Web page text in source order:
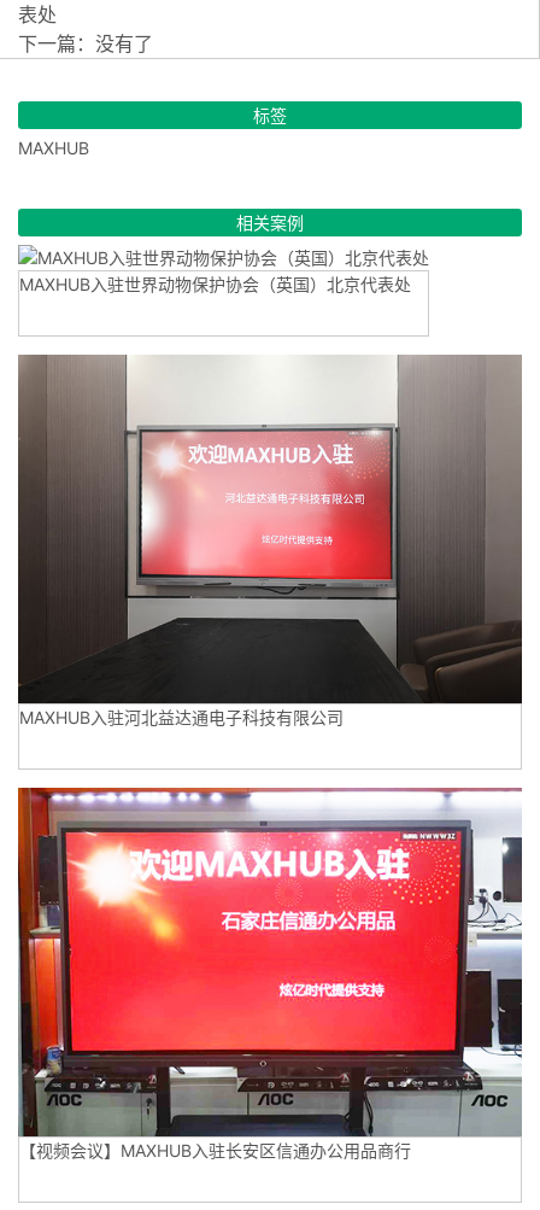
表处
下一篇：没有了
标签
MAXHUB
相关案例
MAXHUB入驻世界动物保护协会（英国）北京代表处
MAXHUB入驻河北益达通电子科技有限公司
【视频会议】MAXHUB入驻长安区信通办公用品商行